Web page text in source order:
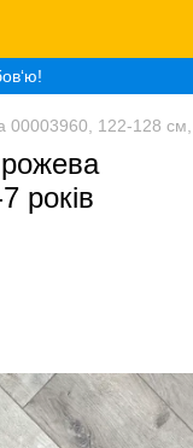
00003960, 122-128 см,
років